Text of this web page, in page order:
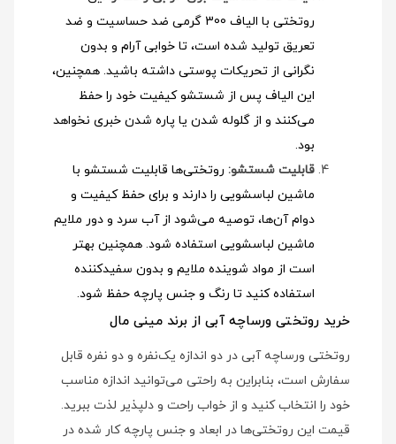
روتختی با الیاف 300 گرمی ضد حساسیت و ضد
تعریق تولید شده است، تا خوابی آرام و بدون
نگرانی از تحریکات پوستی داشته باشید. همچنین،
این الیاف پس از شستشو کیفیت خود را حفظ
می‌کنند و از گلوله شدن یا پاره شدن خبری نخواهد
بود.
قابلیت شستشو: روتختی‌ها قابلیت شستشو با
ماشین لباسشویی را دارند و برای حفظ کیفیت و
دوام آن‌ها، توصیه می‌شود از آب سرد و دور ملایم
ماشین لباسشویی استفاده شود. همچنین بهتر
است از مواد شوینده ملایم و بدون سفیدکننده
استفاده کنید تا رنگ و جنس پارچه حفظ شود.
خرید روتختی ورساچه آبی از برند مینی مال
روتختی ورساچه آبی در دو اندازه یک‌نفره و دو نفره قابل
سفارش است، بنابراین به راحتی می‌توانید اندازه مناسب
خود را انتخاب کنید و از خواب راحت و دلپذیر لذت ببرید.
قیمت این روتختی‌ها در ابعاد و جنس پارچه کار شده در